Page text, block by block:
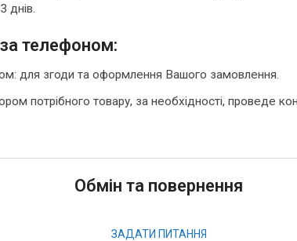
днів.
телефоном:
для згоди та оформлення Вашого замовлення.
товару, за необхідності, проведе
Обмін та повернення
ЗАДАТИ ПИТАННЯ